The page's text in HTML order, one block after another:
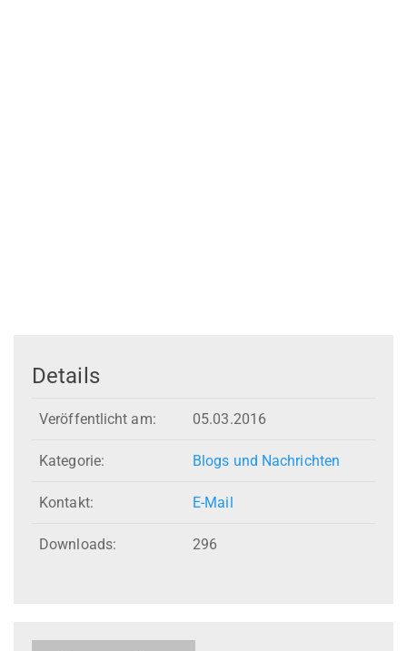
Details
Veröffentlicht am: 05.03.2016
Kategorie: Blogs und Nachrichten
Kontakt: E-Mail
Downloads: 296